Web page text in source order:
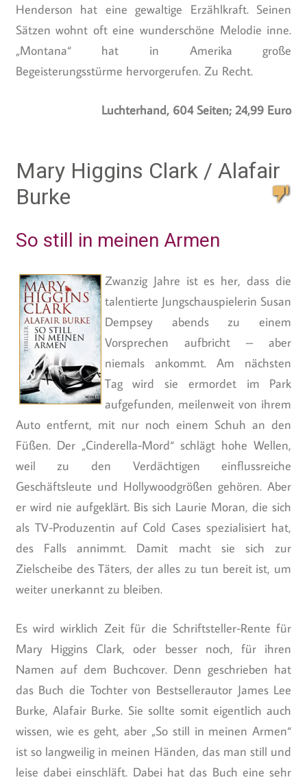
Henderson hat eine gewaltige Erzählkraft. Seinen
Sätzen wohnt oft eine wunderschöne Melodie inne.
„Montana“ hat in Amerika große
Begeisterungsstürme hervorgerufen. Zu Recht.
Luchterhand, 604 Seiten; 24,99 Euro
Mary Higgins Clark / Alafair
Burke
So still in meinen Armen
Zwanzig Jahre ist es her, dass die
talentierte Jungschauspielerin Susan
Dempsey abends zu einem
Vorsprechen aufbricht – aber
niemals ankommt. Am nächsten
Tag wird sie ermordet im Park
aufgefunden, meilenweit von ihrem
Auto entfernt, mit nur noch einem Schuh an den
Füßen. Der „Cinderella-Mord“ schlägt hohe Wellen,
weil zu den Verdächtigen einflussreiche
Geschäftsleute und Hollywoodgrößen gehören. Aber
er wird nie aufgeklärt. Bis sich Laurie Moran, die sich
als TV-Produzentin auf Cold Cases spezialisiert hat,
des Falls annimmt. Damit macht sie sich zur
Zielscheibe des Täters, der alles zu tun bereit ist, um
weiter unerkannt zu bleiben.
Es wird wirklich Zeit für die Schriftsteller-Rente für
Mary Higgins Clark, oder besser noch, für ihren
Namen auf dem Buchcover. Denn geschrieben hat
das Buch die Tochter von Bestsellerautor James Lee
Burke, Alafair Burke. Sie sollte somit eigentlich auch
wissen, wie es geht, aber „So still in meinen Armen“
ist so langweilig in meinen Händen, das man still und
leise dabei einschläft. Dabei hat das Buch eine sehr